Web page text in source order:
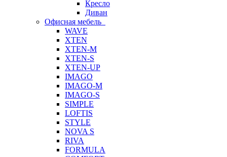
Кресло
Диван
Офисная мебель
WAVE
XTEN
XTEN-M
XTEN-S
XTEN-UP
IMAGO
IMAGO-M
IMAGO-S
SIMPLE
LOFTIS
STYLE
NOVA S
RIVA
FORMULA